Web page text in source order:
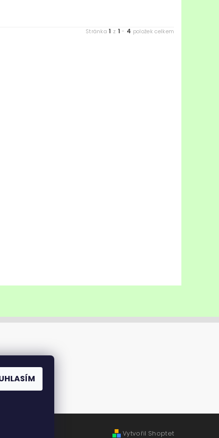
Stránka1 z 1 - 4 položek celkem
Vytvořil Shoptet